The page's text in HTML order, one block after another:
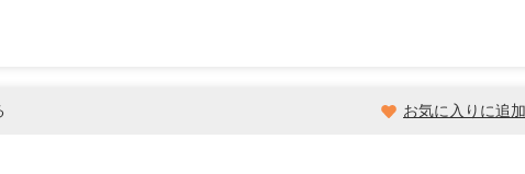
お気に入りに追加